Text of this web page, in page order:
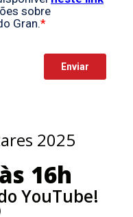
2025
16h
YouTube!